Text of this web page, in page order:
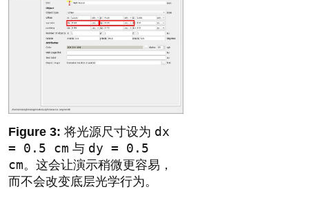
将光源尺寸设为 dx
= 0.5 cm 与 dy = 0.5
cm。这会让演示稍微更容易，
而不会改变底层光学行为。